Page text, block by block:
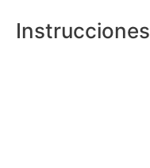
Instrucciones